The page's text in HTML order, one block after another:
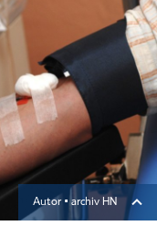
Autor ▪ archiv HN